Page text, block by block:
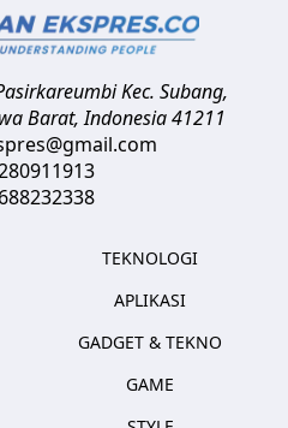
Kec. Subang,
Barat,Indonesia41211
TEKNOLOGI
APLIKASI
GADGET & TEKNO
GAME